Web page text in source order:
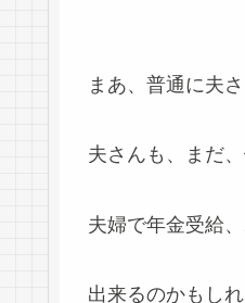
まあ、普通に夫さ
夫さんも、まだ
夫婦で年金受給
出来るのかもしれ